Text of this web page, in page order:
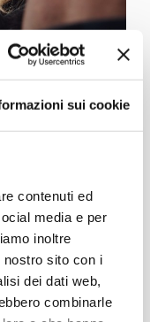
sui cookie
contenuti ed
media e per
inoltre
sito con i
dei dati web,
combinarle